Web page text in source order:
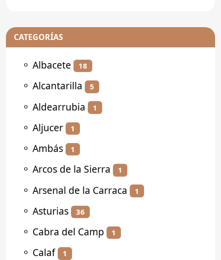
CATEGORÍAS
⚬ Albacete 18
⚬ Alcantarilla 5
⚬ Aldearrubia 1
⚬ Aljucer 1
⚬ Ambás 1
⚬ Arcos de la Sierra 1
⚬ Arsenal de la Carraca 1
⚬ Asturias 36
⚬ Cabra del Camp 1
⚬ Calaf 1